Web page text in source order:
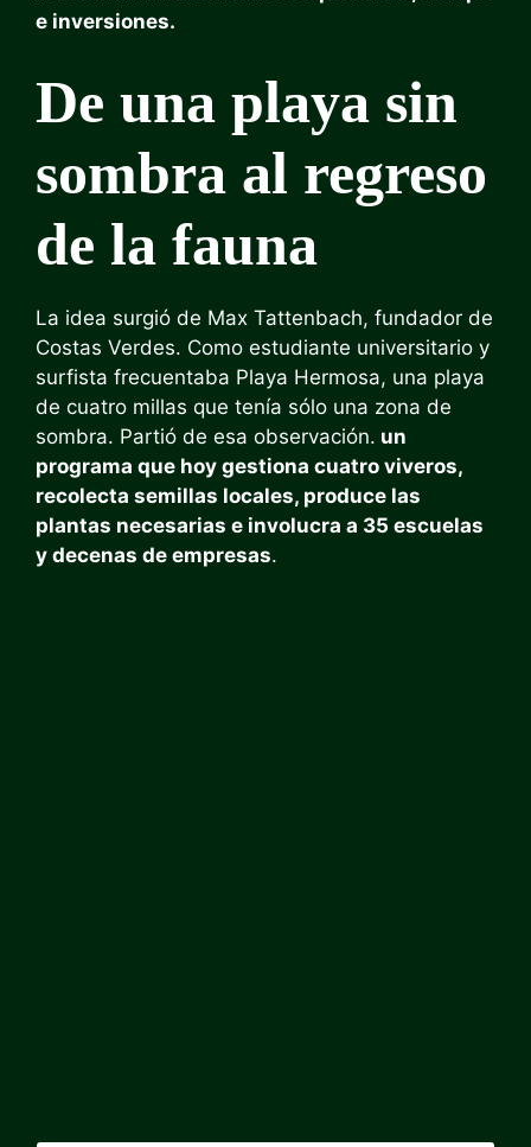
e inversiones.
De una playa sin
sombra al regreso
de la fauna
La idea surgió de Max Tattenbach, fundador de
Costas Verdes. Como estudiante universitario y
surfista frecuentaba Playa Hermosa, una playa
de cuatro millas que tenía sólo una zona de
sombra. Partió de esa observación. un
programa que hoy gestiona cuatro viveros,
recolecta semillas locales, produce las
plantas necesarias e involucra a 35 escuelas
y decenas de empresas.